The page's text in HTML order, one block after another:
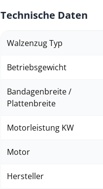
Technische Daten
Walzenzug Typ
Betriebsgewicht
Bandagenbreite /
Plattenbreite
Motorleistung KW
Motor
Hersteller